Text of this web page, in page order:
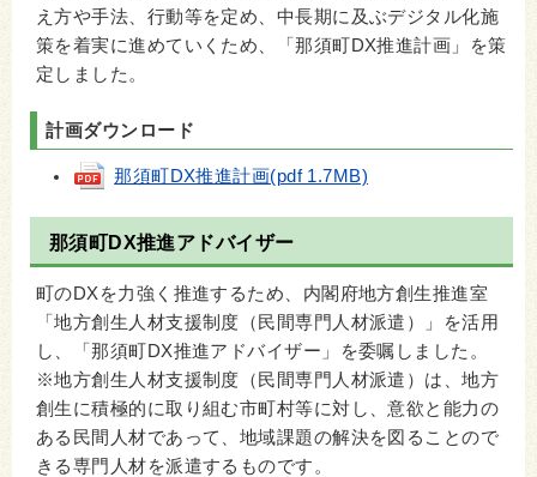
え方や手法、行動等を定め、中長期に及ぶデジタル化施
策を着実に進めていくため、「那須町DX推進計画」を策
定しました。
計画ダウンロード
那須町DX推進計画(pdf 1.7MB)
那須町DX推進アドバイザー
町のDXを力強く推進するため、内閣府地方創生推進室
「地方創生人材支援制度（民間専門人材派遣）」を活用
し、「那須町DX推進アドバイザー」を委嘱しました。
※地方創生人材支援制度（民間専門人材派遣）は、地方
創生に積極的に取り組む市町村等に対し、意欲と能力の
ある民間人材であって、地域課題の解決を図ることので
きる専門人材を派遣するものです。